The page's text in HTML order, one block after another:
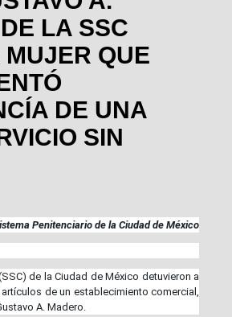
LA SSC
QUE
DE UNA
SIN
Penitenciario de la Ciudad de México
de la Ciudad de México detuvieron a
de un establecimiento comercial,
A. Madero.